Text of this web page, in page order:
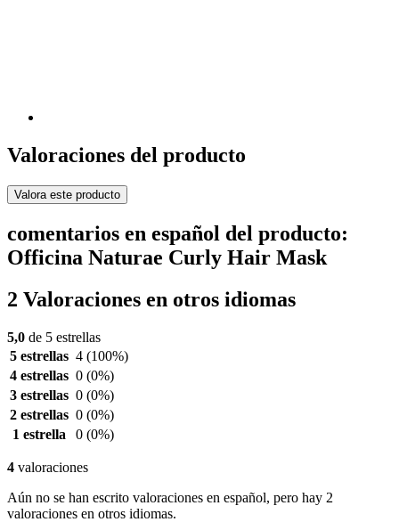
Valoraciones del producto
Valora este producto
comentarios en español del producto:
Officina Naturae Curly Hair Mask
2 Valoraciones en otros idiomas
5,0 de 5 estrellas
5 estrellas 4 (100%)
4 estrellas 0 (0%)
3 estrellas 0 (0%)
2 estrellas 0 (0%)
1 estrella
0 (0%)
4 valoraciones
Aún no se han escrito valoraciones en español, pero hay 2
valoraciones en otros idiomas.